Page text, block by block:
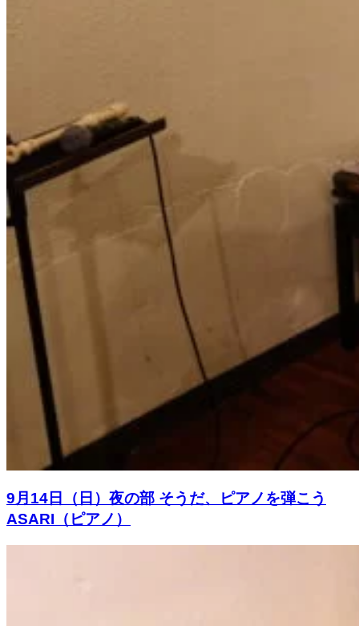
9月14日（日）夜の部 そうだ、ピアノを弾こう
ASARI（ピアノ）